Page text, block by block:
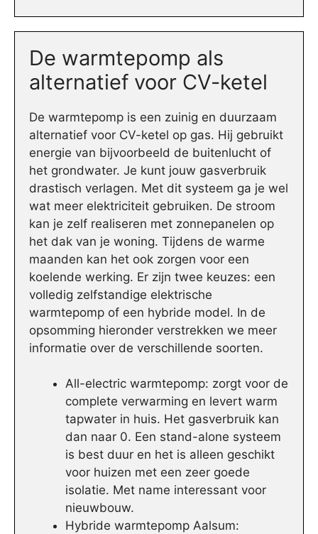
De warmtepomp als
alternatief voor CV-ketel
De warmtepomp is een zuinig en duurzaam
alternatief voor CV-ketel op gas. Hij gebruikt
energie van bijvoorbeeld de buitenlucht of
het grondwater. Je kunt jouw gasverbruik
drastisch verlagen. Met dit systeem ga je wel
wat meer elektriciteit gebruiken. De stroom
kan je zelf realiseren met zonnepanelen op
het dak van je woning. Tijdens de warme
maanden kan het ook zorgen voor een
koelende werking. Er zijn twee keuzes: een
volledig zelfstandige elektrische
warmtepomp of een hybride model. In de
opsomming hieronder verstrekken we meer
informatie over de verschillende soorten.
All-electric warmtepomp: zorgt voor de
complete verwarming en levert warm
tapwater in huis. Het gasverbruik kan
dan naar 0. Een stand-alone systeem
is best duur en het is alleen geschikt
voor huizen met een zeer goede
isolatie. Met name interessant voor
nieuwbouw.
Hybride warmtepomp Aalsum: